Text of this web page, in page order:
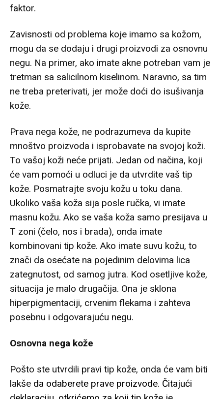
faktor.
Zavisnosti od problema koje imamo sa kožom,
mogu da se dodaju i drugi proizvodi za osnovnu
negu. Na primer, ako imate akne potreban vam je
tretman sa salicilnom kiselinom. Naravno, sa tim
ne treba preterivati, jer može doći do isušivanja
kože.
Prava nega kože, ne podrazumeva da kupite
mnoštvo proizvoda i isprobavate na svojoj koži.
To vašoj koži neće prijati. Jedan od načina, koji
će vam pomoći u odluci je da utvrdite vaš tip
kože. Posmatrajte svoju kožu u toku dana.
Ukoliko vaša koža sija posle ručka, vi imate
masnu kožu. Ako se vaša koža samo presijava u
T zoni (čelo, nos i brada), onda imate
kombinovani tip kože. Ako imate suvu kožu, to
znači da osećate na pojedinim delovima lica
zategnutost, od samog jutra. Kod osetljive kože,
situacija je malo drugačija. Ona je sklona
hiperpigmentaciji, crvenim flekama i zahteva
posebnu i odgovarajuću negu.
Osnovna nega kože
Pošto ste utvrdili pravi tip kože, onda će vam biti
lakše da odaberete prave proizvode. Čitajući